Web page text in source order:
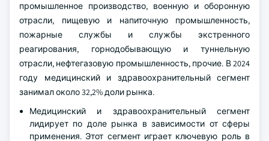
промышленное производство, военную и оборонную
отрасли, пищевую и напиточную промышленность,
пожарные службы и службы экстренного
реагирования, горнодобывающую и туннельную
отрасли, нефтегазовую промышленность, прочие. В 2024
году медицинский и здравоохранительный сегмент
занимал около 32,2% доли рынка.
Медицинский и здравоохранительный сегмент
лидирует по доле рынка в зависимости от сферы
применения. Этот сегмент играет ключевую роль в